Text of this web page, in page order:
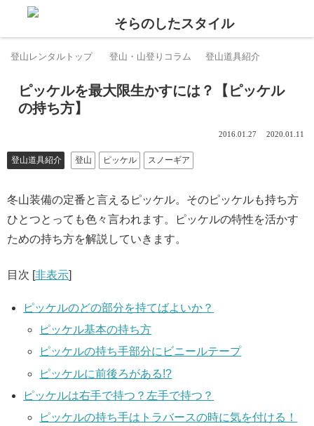
登山レンタルトップ 登山・山登りコラム 登山道具紹介
ピッケルを最大限生かすには？【ピッケル
の持ち方】
2020.01.11
2016.01.27
登山道具紹介 登山 ピッケル スノーギア
冬山装備の定番と言えるピッケル。そのピッケルも持ち方
ひとつとっても色々言われます。ピッケルの特性を活かす
ための持ち方を解説していきます。
目次 [非表示]
ピッケルのどの部分を持てばよいか？
ピッケル基本の持ち方
ピッケルの持ち手部分にビニールテープ
ピッケルに前後ろがある!?
ピッケルは右手で持つ？左手で持つ？
ピッケルの持ち手はトラバースの時に気を付ける！